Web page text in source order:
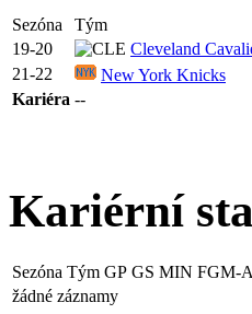
Sezóna Tým
19-20
Cleveland
21-22
New York Knicks
Kariéra --
Kariérní
Sezóna Tým GP GS MIN FGM-A
žádné záznamy